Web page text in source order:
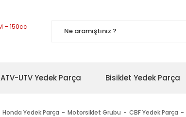
ATV-UTV Yedek Parça Bisiklet Yedek Parça
Honda Yedek Parça Motorsiklet Grubu CBF Yedek Parça